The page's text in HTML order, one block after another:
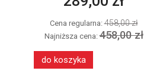
Cena regularna:458,00 zł
Najniższa cena:458,00 zł
do koszyka